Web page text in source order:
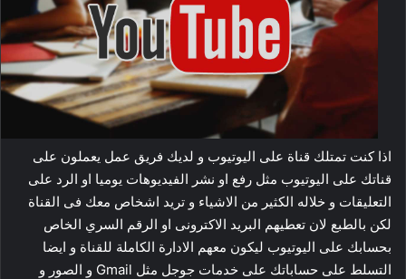
اذا كنت تمتلك قناة على اليوتيوب و لديك فريق عمل يعملون على
قناتك على اليوتيوب مثل رفع او نشر الفيديوهات يوميا او الرد على
التعليقات و خلاله الكثير من الاشياء و تريد اشخاص معك فى القناة
لكن بالطبع لان تعطيهم البريد الاكترونى او الرقم السري الخاص
بحسابك على اليوتيوب ليكون معهم الادارة الكاملة للقناة و ايضا
التسلط على حساباتك على خدمات جوجل مثل Gmail و الصور و